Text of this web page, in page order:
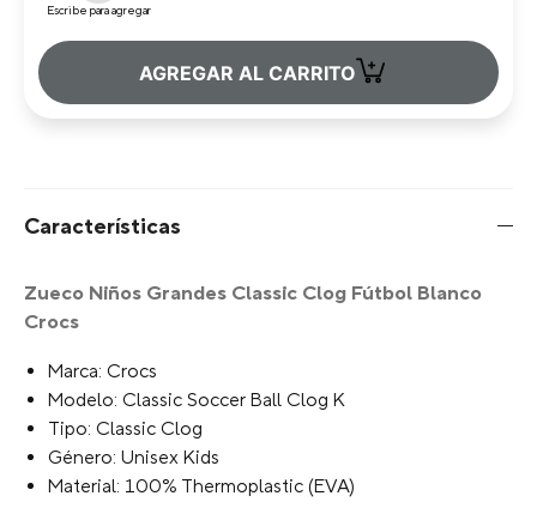
Escribe para agregar
AGREGAR AL CARRITO +
Características
Zueco Niños Grandes Classic Clog Fútbol Blanco
Crocs
Marca: Crocs
Modelo: Classic Soccer Ball Clog K
Tipo: Classic Clog
Género: Unisex Kids
Material: 100% Thermoplastic (EVA)